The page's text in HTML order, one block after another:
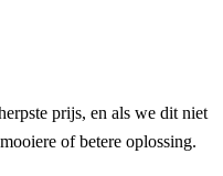
prijs, en als we dit niet
of betere oplossing.